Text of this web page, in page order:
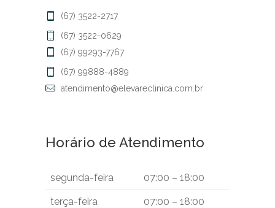
(67) 3522-2717
(67) 3522-0629
(67) 99293-7767
(67) 99888-4889
atendimento@elevareclinica.com.br
Horário de Atendimento
segunda-feira 07:00 – 18:00
terça-feira 07:00 – 18:00